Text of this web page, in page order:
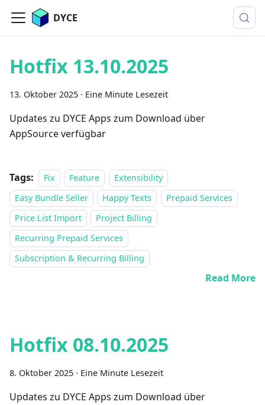
DYCE
Hotfix 13.10.2025
13. Oktober 2025 · Eine Minute Lesezeit
Updates zu DYCE Apps zum Download über
AppSource verfügbar
Tags: Fix Feature
Extensibility
Easy Bundle Seller
Happy Texts
Prepaid Services
Price List Import
Project Billing
Recurring Prepaid Services
Subscription & Recurring Billing
Read More
Hotfix 08.10.2025
8. Oktober 2025 · Eine Minute Lesezeit
Updates zu DYCE Apps zum Download über